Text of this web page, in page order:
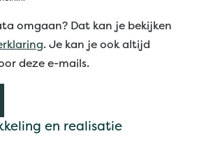
en realisatie